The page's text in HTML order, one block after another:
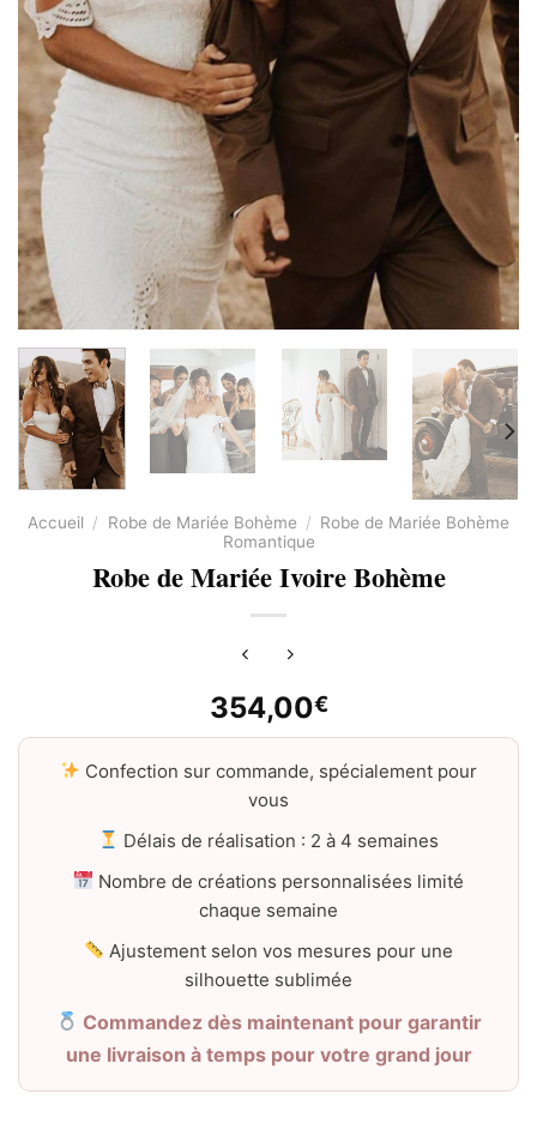
Accueil / Robe de Mariée Bohème / Robe de Mariée Bohème
Romantique
Robe de Mariée Ivoire Bohème
354,00€
Confection sur commande, spécialement pour
vous
Délais de réalisation : 2 à 4 semaines
Nombre de créations personnalisées limité
chaque semaine
Ajustement selon vos mesures pour une
silhouette sublimée
Commandez dès maintenant pour garantir
une livraison à temps pour votre grand jour